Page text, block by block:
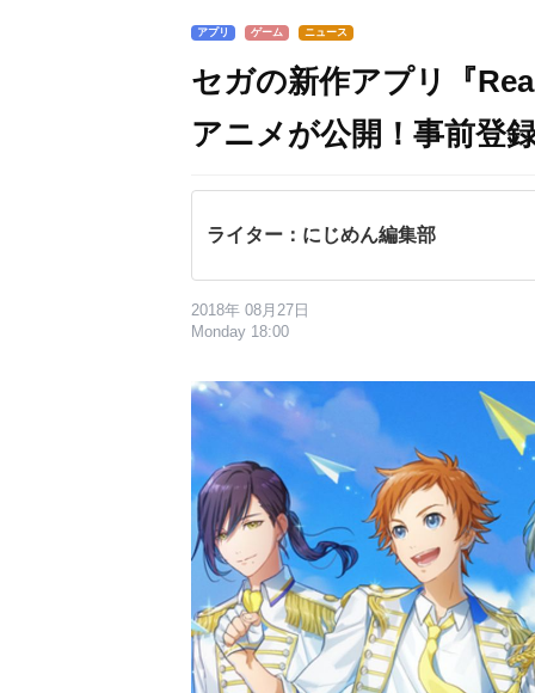
アプリ ゲーム ニュース
セガの新作アプリ『
アニメが公開！事前登
ライター：にじめん編集部
2018年 08月27日
Monday 18:00